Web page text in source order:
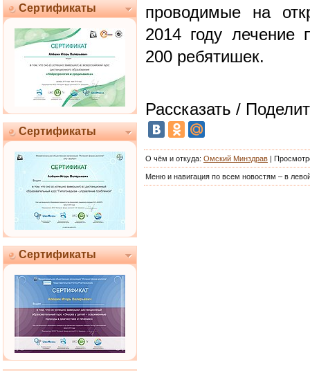
Сертификаты
Сертификаты
Сертификаты
проводимые на
2014 году лечение
200 ребятишек.
Рассказать /
О чём и откуда: Омский Минздрав |
Меню и навигация по всем новостям – в